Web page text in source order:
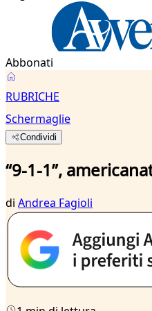
Abbonati
RUBRICHE
Schermaglie
Condividi
“9-1-1”,
di Andrea Fagioli